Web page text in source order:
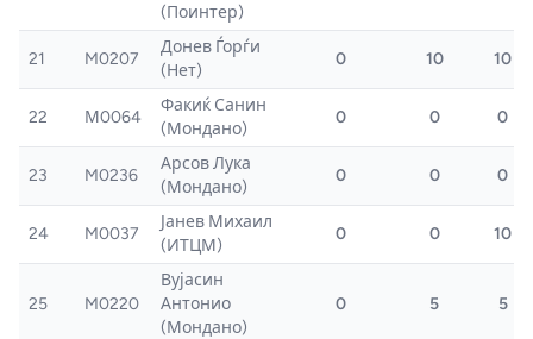
(Поинтер)
21 M0207
Донев Ѓорѓи
(Нет)
0 10 10
22 М0064
Факиќ Санин
(Мондано)
0 0 0
23 M0236
Арсов Лука
(Мондано)
0 0 0
24 M0037
Јанев Михаил
(ИТЦМ)
0 0 10
25 M0220
Вујасин
Антонио
(Мондано)
0 5 5